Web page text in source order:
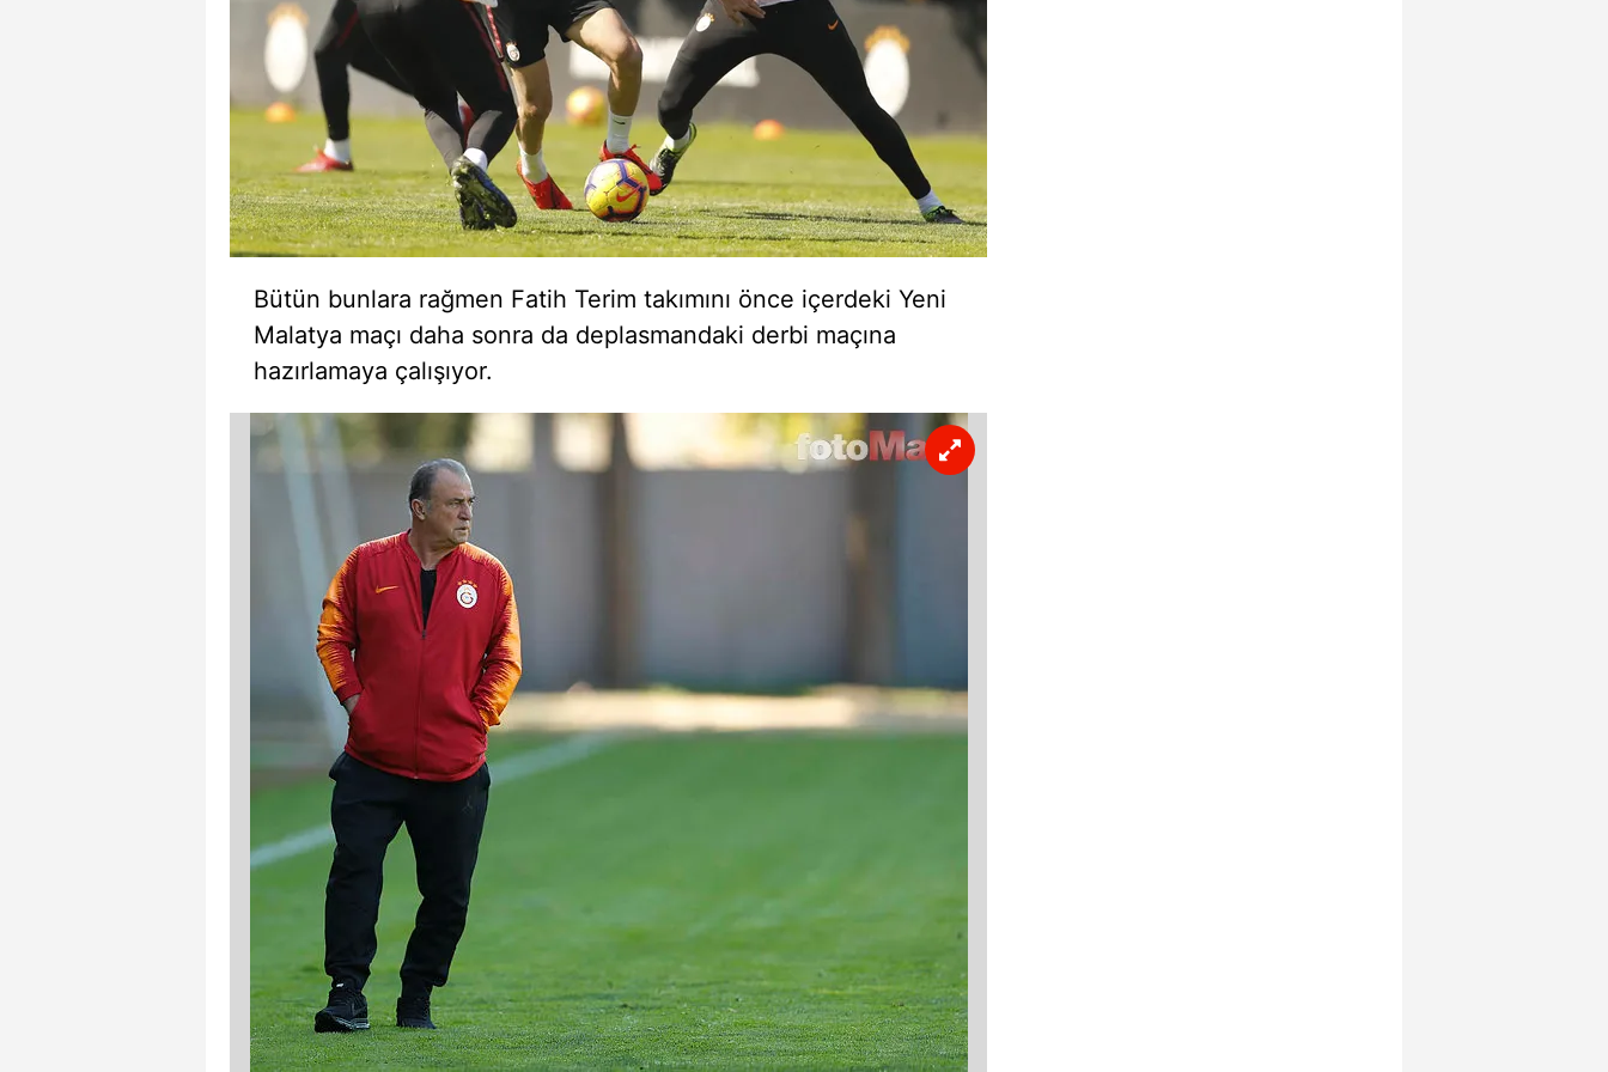
mevzuata uygun olarak kullanılan çerezlerle ilgili bilgi almak için lütfen
tıklayınız.
Bütün bunlara rağmen Fatih Terim takımını önce içerdeki Yeni
Malatya maçı daha sonra da deplasmandaki derbi maçına
hazırlamaya çalışıyor.